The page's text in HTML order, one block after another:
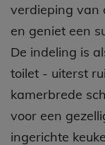
verdieping van
en geniet een
De indeling is
toilet - uiterst
kamerbrede
voor een
ingerichte